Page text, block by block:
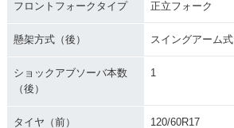
フロントフォークタイプ 正立フォーク
懸架方式（後） スイングアーム式
ショックアブソーバ本数
（後）
1
タイヤ（前） 120/60R17